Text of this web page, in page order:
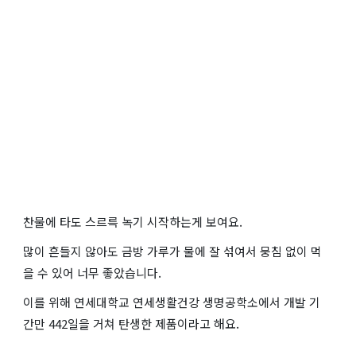
찬물에 타도 스르륵 녹기 시작하는게 보여요.
많이 흔들지 않아도 금방 가루가 물에 잘 섞여서 뭉침 없이 먹
을 수 있어 너무 좋았습니다.
이를 위해 연세대학교 연세생활건강 생명공학소에서 개발 기
간만 442일을 거쳐 탄생한 제품이라고 해요.